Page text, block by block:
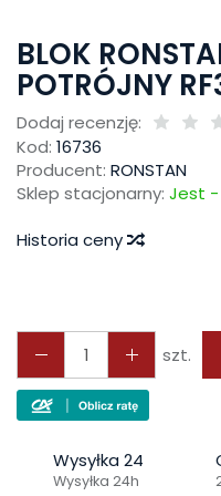
BLOK
POTRÓJNY
Dodaj recenzję:
Kod: 16736
Producent: RONSTAN
Sklep stacjonarny: Jest -
Historia ceny
szt.
Wysyłka 24
Wysyłka 24h